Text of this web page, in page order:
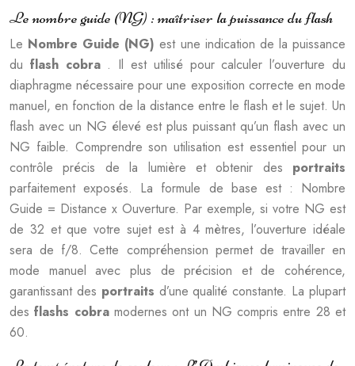
Le nombre guide (NG) : maîtriser la puissance du flash
Le Nombre Guide (NG)est une indication de la puissance
du flash cobra . Il est utilisé pour calculer l’ouverture du
diaphragme nécessaire pour une exposition correcte en mode
manuel, en fonction de la distance entre le flash et le sujet. Un
flash avec un NG élevé est plus puissant qu’un flash avec un
NG faible. Comprendre son utilisation est essentiel pour un
contrôle précis de la lumière et obtenir des portraits
parfaitement exposés. La formule de base est : Nombre
Guide = Distance x Ouverture. Par exemple, si votre NG est
de 32 et que votre sujet est à 4 mètres, l’ouverture idéale
sera de f/8. Cette compréhension permet de travailler en
mode manuel avec plus de précision et de cohérence,
garantissant des portraits d’une qualité constante. La plupart
desflashs cobra modernes ont un NG compris entre 28 et
60.